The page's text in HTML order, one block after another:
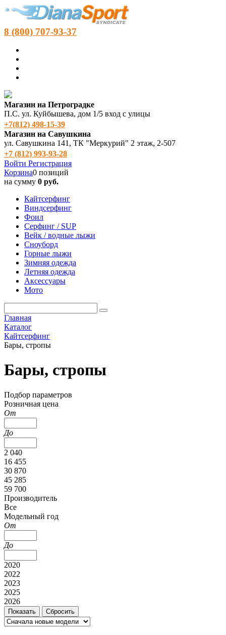
8 (800) 707-93-37
Магазин на Петроградке
П.С. ул. Куйбышева, дом 1/5 вход с улицы
+7(812) 498‑15-39
Магазин на Савушкина
ул. Савушкина 141, ТК "Меркурий" 2 этаж, 2-507
+7 (812) 993-93-28
Войти Регистрация
Корзина0 позиций
на сумму 0 руб.
Кайтсерфинг
Виндсерфинг
Фоил
Серфинг / SUP
Вейк / водные лыжи
Сноуборд
Горные лыжи
Зимняя одежда
Летняя одежда
Аксессуары
Мото
Главная
Каталог
Кайтсерфинг
Бары, стропы
Бары, стропы
Подбор параметров
Розничная цена
От
До
2 040
16 455
30 870
45 285
59 700
Производитель
Все
Модельный год
От
До
2020
2022
2023
2025
2026